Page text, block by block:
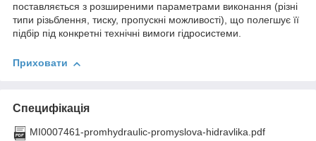
поставляється з розширеними параметрами виконання (різні
типи різьблення, тиску, пропускні можливості), що полегшує її
підбір під конкретні технічні вимоги гідросистеми.
Приховати
Специфікація
MI0007461-promhydraulic-promyslova-hidravlika.pdf